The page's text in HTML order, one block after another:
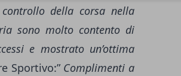
della corsa nella
sono molto contento di
e mostrato un’ottima
Sportivo:” Complimenti a